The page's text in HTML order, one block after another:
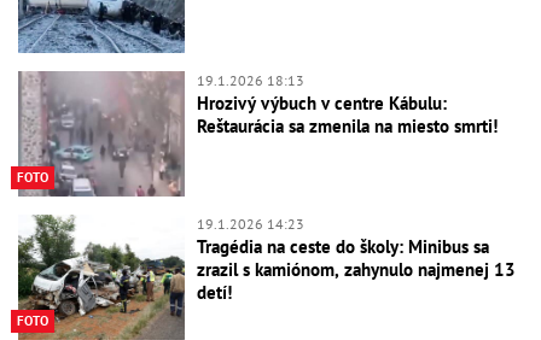
FOTO
19.1.2026 18:13
Hrozivý výbuch v centre Kábulu:
Reštaurácia sa zmenila na miesto smrti!
FOTO
19.1.2026 14:23
Tragédia na ceste do školy: Minibus sa
zrazil s kamiónom, zahynulo najmenej 13
detí!